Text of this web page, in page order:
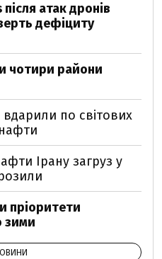
атак дронів
дефіциту
чотири райони
по світових
Ірану загруз у
пріоритети
зими